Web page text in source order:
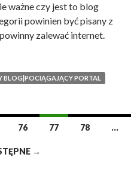
ważne czy jest to blog
powinien być pisany z
zalewać internet.
BLOG|POCIĄGAJĄCY PORTAL
76 77 78 …
→